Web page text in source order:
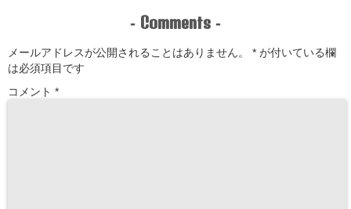
- Comments -
メールアドレスが公開されることはありません。 * が付いている欄
は必須項目です
コメント *